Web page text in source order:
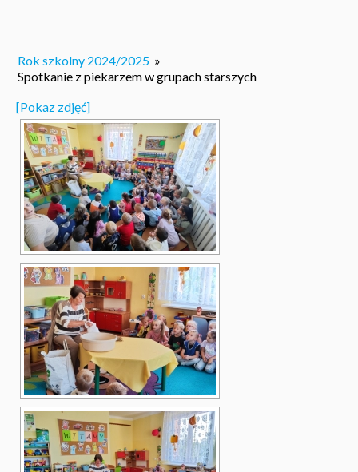
Rok szkolny 2024/2025 »
Spotkanie z piekarzem w grupach starszych
[Pokaz zdjęć]